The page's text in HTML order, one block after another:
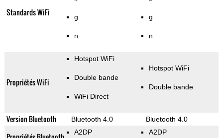
Standards WiFi g
n
g
n
Propriétés WiFi
Hotspot WiFi
Double bande
WiFi Direct
Hotspot WiFi
Double bande
Version Bluetooth Bluetooth 4.0 Bluetooth 4.0
A2DP A2DP